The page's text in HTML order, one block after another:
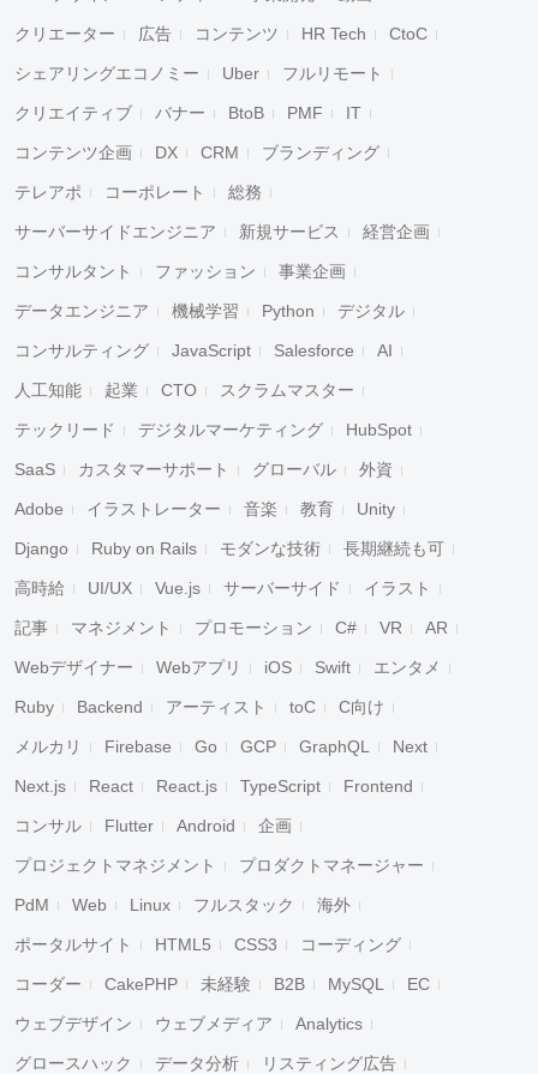
クリエーター 広告 コンテンツ HR Tech CtoC
シェアリングエコノミー Uber フルリモート
クリエイティブ バナー BtoB PMF IT
コンテンツ企画 DX CRM ブランディング
テレアポ コーポレート 総務
サーバーサイドエンジニア 新規サービス 経営企画
コンサルタント ファッション 事業企画
データエンジニア 機械学習 Python デジタル
コンサルティング JavaScript Salesforce AI
人工知能 起業 CTO スクラムマスター
テックリード デジタルマーケティング HubSpot
SaaS カスタマーサポート グローバル 外資
Adobe イラストレーター 音楽 教育 Unity
Django Ruby on Rails モダンな技術 長期継続も可
高時給 UI/UX Vue.js サーバーサイド イラスト
記事 マネジメント プロモーション C# VR AR
Webデザイナー Webアプリ iOS Swift エンタメ
Ruby Backend アーティスト toC C向け
メルカリ Firebase Go GCP GraphQL Next
Next.js React React.js TypeScript Frontend
コンサル Flutter Android 企画
プロジェクトマネジメント プロダクトマネージャー
PdM Web Linux フルスタック 海外
ポータルサイト HTML5 CSS3 コーディング
コーダー CakePHP 未経験 B2B MySQL EC
ウェブデザイン ウェブメディア Analytics
グロースハック データ分析 リスティング広告